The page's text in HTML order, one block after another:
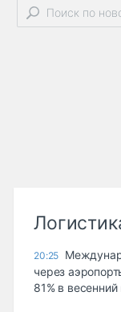
20:25
через
81% в